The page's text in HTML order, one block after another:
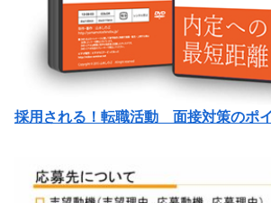
採用される！転職活動 面接対策のポ